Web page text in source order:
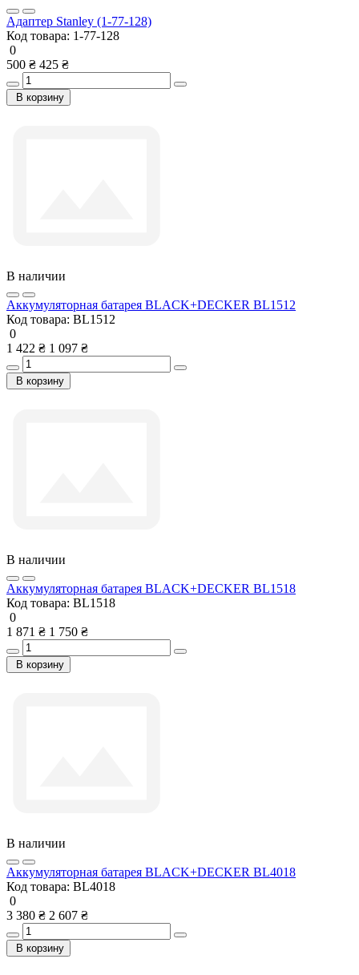
Адаптер Stanley (1-77-128)
Код товара: 1-77-128
0
500 ₴ 425 ₴
В корзину
В наличии
Аккумуляторная батарея BLACK+DECKER BL1512
Код товара: BL1512
0
1 422 ₴ 1 097 ₴
В корзину
В наличии
Аккумуляторная батарея BLACK+DECKER BL1518
Код товара: BL1518
0
1 871 ₴ 1 750 ₴
В корзину
В наличии
Аккумуляторная батарея BLACK+DECKER BL4018
Код товара: BL4018
0
3 380 ₴ 2 607 ₴
В корзину